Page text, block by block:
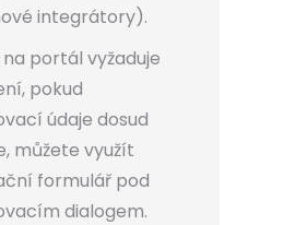
integrátory).
portál vyžaduje
pokud
údaje dosud
můžete využít
formulář pod
dialogem.